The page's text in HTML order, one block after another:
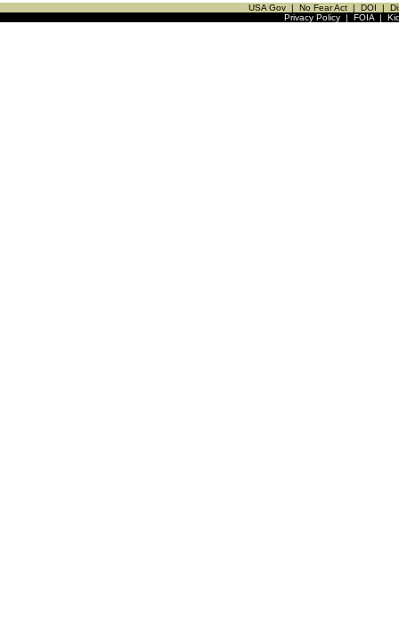
USA Gov | No Fear Act | DOI |
Privacy Policy| FOIA|